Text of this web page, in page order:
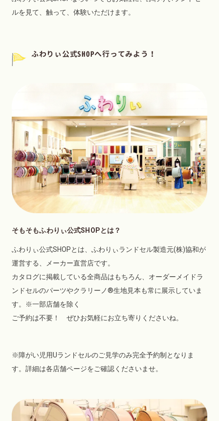
ルを見て、触って、体験いただけます。
ふわりぃ公式SHOPへ行ってみよう！
そもそもふわりぃ公式SHOPとは？
ふわりぃ公式SHOPとは、ふわりぃランドセル製造元(株)協和が
運営する、メーカー直営店です。
カタログに掲載している全商品はもちろん、オーダーメイドラ
ンドセルのパーツやクラリーノ®生地見本も常に展示していま
す。※一部店舗を除く
ご予約は不要！ ぜひお気軽にお立ち寄りくださいね。
※障がい児用Uランドセルのご見学のみ完全予約制となりま
す。詳細は各店舗ページをご確認くださいませ。